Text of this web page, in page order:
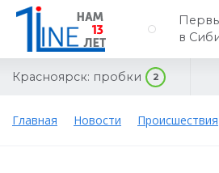
в
Красноярск: пробки 2
Главная Новости Происшествия